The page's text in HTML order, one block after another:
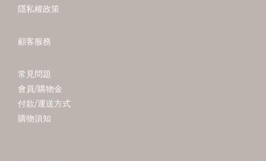
隱私權政策
顧客服務
常見問題
會員/購物金
付款/運送方式
購物須知